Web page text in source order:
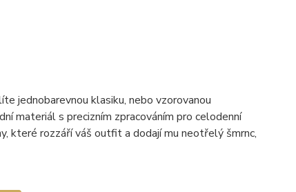
jednobarevnou klasiku, nebo vzorovanou
materiál s precizním zpracováním pro celodenní
které rozzáří váš outfit a dodají mu neotřelý šmrnc,